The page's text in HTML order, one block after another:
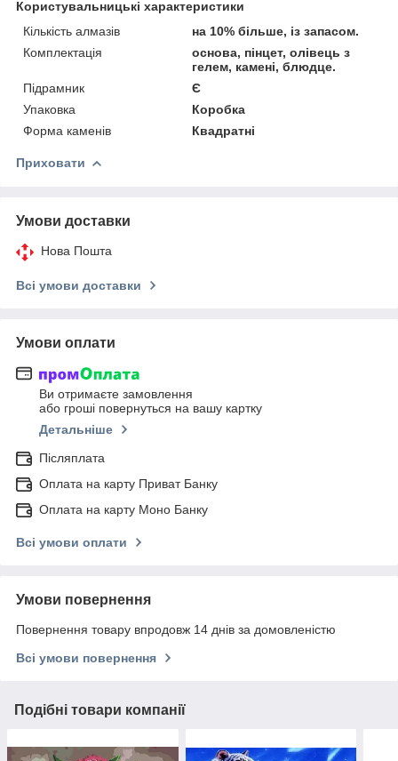
Користувальницькі характеристики
Кількість алмазів
на 10% більше, із запасом.
Комплектація
основа, пінцет, олівець з
гелем, камені, блюдце.
Підрамник
Є
Упаковка
Коробка
Форма каменів
Квадратні
Приховати
Умови доставки
Нова Пошта
Всі умови доставки
Умови оплати
Ви отримаєте замовлення
або гроші повернуться на вашу картку
Детальніше
Післяплата
Оплата на карту Приват Банку
Оплата на карту Моно Банку
Всі умови оплати
Умови повернення
Повернення товару впродовж 14 днів за домовленістю
Всі умови повернення
Подібні товари компанії